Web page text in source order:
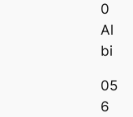
0
Al
bi
05
6